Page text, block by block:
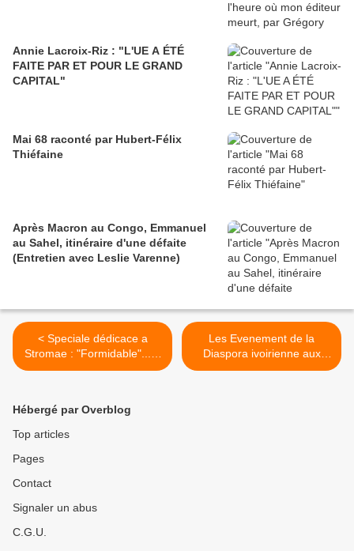
Annie Lacroix-Riz : "L'UE A ÉTÉ
FAITE PAR ET POUR LE GRAND
CAPITAL"
Mai 68 raconté par Hubert-Félix
Thiéfaine
Après Macron au Congo, Emmanuel
au Sahel, itinéraire d'une défaite
(Entretien avec Leslie Varenne)
< Speciale dédicace a
Stromae : "Formidable"... &
"Te Quiero"...
Les Evenement de la
Diaspora ivoirienne aux
USA : Scholarship Award...
Hébergé par Overblog
Top articles
Pages
Contact
Signaler un abus
C.G.U.